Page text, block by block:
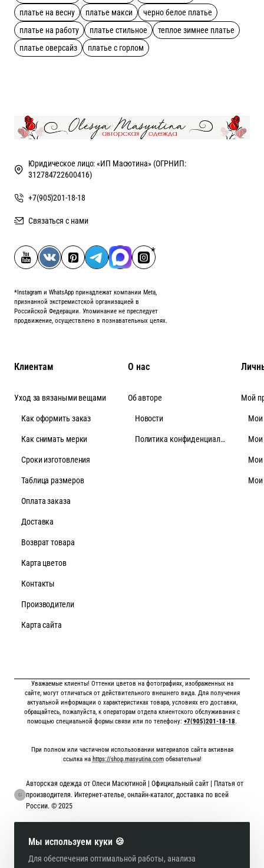
Мы используем куки 🍪
Для обеспечения оптимальной работы, анализа
Рекомендации по уходу ручная стирка
платье на весну
платье макси
черно белое платье
платье на работу
платье стильное
теплое зимнее платье
платье оверсайз
платье с горлом
Юридическое лицо: «ИП Масютина» (ОГРНИП:
312784722600416)
+7(905)201-18-18
Связаться с нами
*Instagram и WhatsApp принадлежат компании Meta,
признанной экстремистской организацией в
Российской Федерации. Упоминание не преследует
продвижение, осуществлено в познавательных целях.
Клиентам
Уход за вязаными вещами
Как оформить заказ
Как снимать мерки
Cроки изготовления
Таблица размеров
Оплата заказа
Доставка
Возврат товара
Карта цветов
Контакты
Производители
Карта сайта
О нас
Об авторе
Новости
Политика конфиденциальности
Мой
Мои
Мои
Мои
Мои
Уважаемые клиенты! Оттенки цветов на фотографиях, изображенных на
сайте, могут отличаться от действительного внешнего вида. Для получения
актуальной информации о характеристиках товара, условиях его доставки,
обращайтесь, пожалуйста, к операторам отдела клиентского обслуживания с
помощью специальной формы связи или по телефону: +7(905)201-18-18.
При полном или частичном использовании материалов сайта активная
ссылка на https://shop.masyutina.comобязательна!
Авторская одежда от Олеси Масютиной | Официальный сайт | Платья от
производителя. Интернет-ателье, онлайн-каталог, доставка по всей
России. © 2025
Онлайн оплата картой